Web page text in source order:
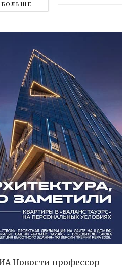
БОЛЬШЕ
Новости профессор